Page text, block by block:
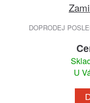
DOPRODEJ
U